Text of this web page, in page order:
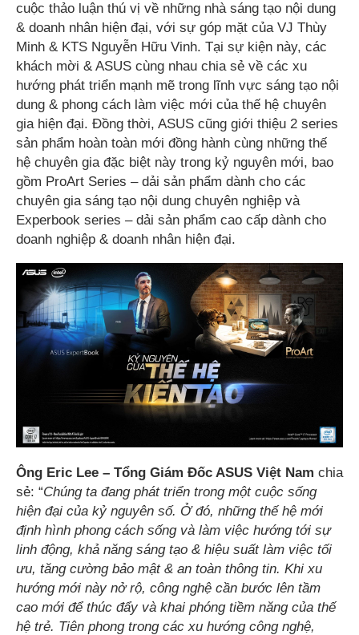
cuộc thảo luận thú vị về những nhà sáng tạo nội dung
& doanh nhân hiện đại, với sự góp mặt của VJ Thùy
Minh & KTS Nguyễn Hữu Vinh. Tại sự kiện này, các
khách mời & ASUS cùng nhau chia sẻ về các xu
hướng phát triển mạnh mẽ trong lĩnh vực sáng tạo nội
dung & phong cách làm việc mới của thế hệ chuyên
gia hiện đại. Đồng thời, ASUS cũng giới thiệu 2 series
sản phẩm hoàn toàn mới đồng hành cùng những thế
hệ chuyên gia đặc biệt này trong kỷ nguyên mới, bao
gồm ProArt Series – dải sản phẩm dành cho các
chuyên gia sáng tạo nội dung chuyên nghiệp và
Experbook series – dải sản phẩm cao cấp dành cho
doanh nghiệp & doanh nhân hiện đại.
Ông Eric Lee – Tổng Giám Đốc ASUS Việt Nam chia
sẻ: “Chúng ta đang phát triển trong một cuộc sống
hiện đại của kỷ nguyên số. Ở đó, những thế hệ mới
định hình phong cách sống và làm việc hướng tới sự
linh động, khả năng sáng tạo & hiệu suất làm việc tối
ưu, tăng cường bảo mật & an toàn thông tin. Khi xu
hướng mới này nở rộ, công nghệ cần bước lên tầm
cao mới để thúc đẩy và khai phóng tiềm năng của thế
hệ trẻ. Tiên phong trong các xu hướng công nghệ,